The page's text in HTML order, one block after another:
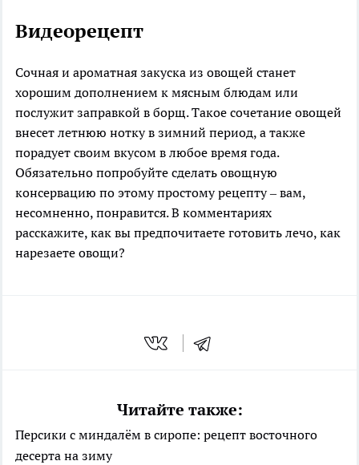
Видеорецепт
Сочная и ароматная закуска из овощей станет
хорошим дополнением к мясным блюдам или
послужит заправкой в борщ. Такое сочетание овощей
внесет летнюю нотку в зимний период, а также
порадует своим вкусом в любое время года.
Обязательно попробуйте сделать овощную
консервацию по этому простому рецепту – вам,
несомненно, понравится. В комментариях
расскажите, как вы предпочитаете готовить лечо, как
нарезаете овощи?
Читайте также:
Персики с миндалём в сиропе: рецепт восточного
десерта на зиму